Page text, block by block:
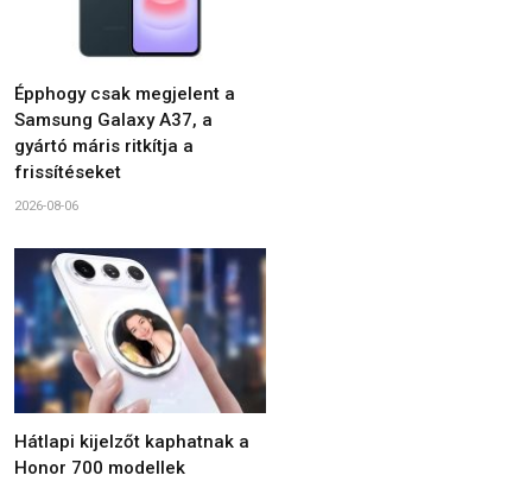
Épphogy csak megjelent a
Samsung Galaxy A37, a
gyártó máris ritkítja a
frissítéseket
2026-08-06
Hátlapi kijelzőt kaphatnak a
Honor 700 modellek